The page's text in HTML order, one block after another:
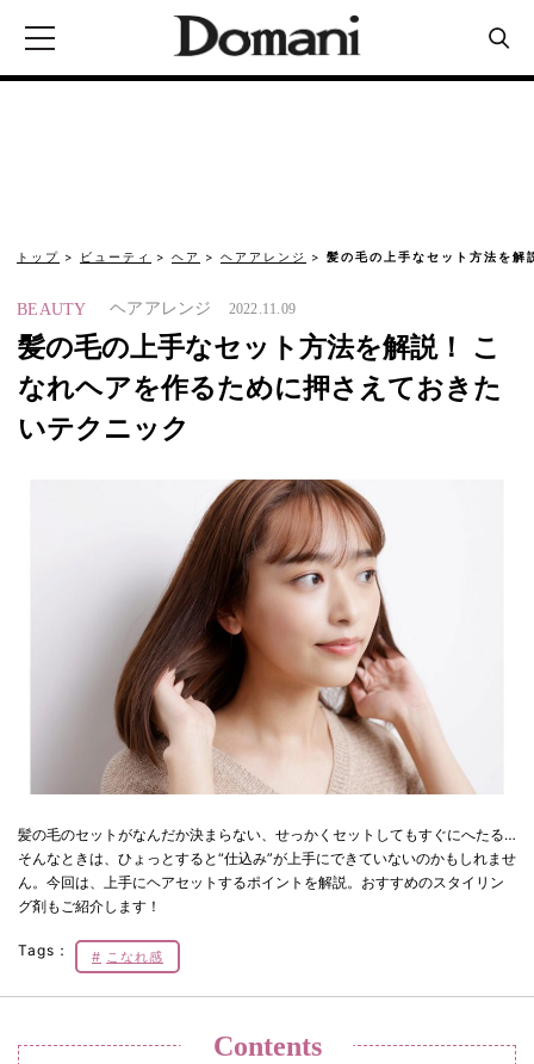
トップ ビューティ ヘア ヘアアレンジ 髪の毛の上手なセット方法を
BEAUTY ヘアアレンジ 2022.11.09
髪の毛の上手なセット方法を解説！ こ
なれヘアを作るために押さえておきた
いテクニック
髪の毛のセットがなんだか決まらない、せっかくセットしてもすぐにへたる…
そんなときは、ひょっとすると“仕込み”が上手にできていないのかもしれませ
ん。今回は、上手にヘアセットするポイントを解説。おすすめのスタイリン
グ剤もご紹介します！
Tags： こなれ感
Contents